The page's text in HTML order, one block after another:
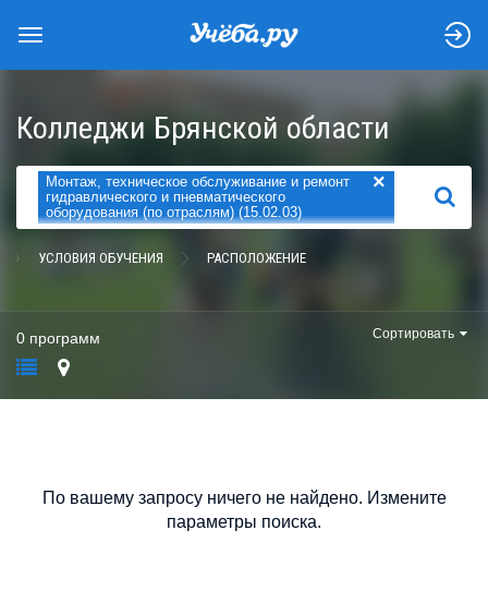
Колледжи Брянской области
Монтаж, техническое обслуживание и ремонт
гидравлического и пневматического
оборудования (по отраслям) (15.02.03)
×
НАЙТИ
УСЛОВИЯ ОБУЧЕНИЯ РАСПОЛОЖЕНИЕ
0 программ Сортировать
По вашему запросу ничего не найдено. Измените
параметры поиска.